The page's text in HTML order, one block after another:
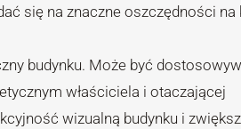
się na znaczne oszczędności na
budynku. Może być
właściciela i otaczającej
wizualną budynku i